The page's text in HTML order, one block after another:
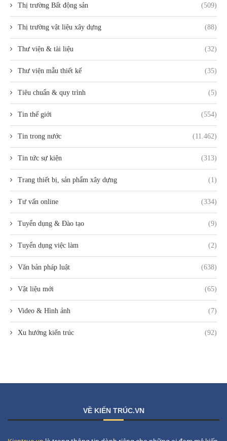
Thị trường Bất động sản (509)
Thị trường vật liệu xây dựng (88)
Thư viện & tài liệu (32)
Thư viện mẫu thiết kế (35)
Tiêu chuẩn & quy trình (5)
Tin thế giới (554)
Tin trong nước (11.462)
Tin tức sự kiện (313)
Trang thiết bị, sản phẩm xây dựng (1)
Tư vấn online (334)
Tuyển dụng & Đào tạo (9)
Tuyển dụng việc làm (2)
Văn bản pháp luật (638)
Vật liệu mới (65)
Video & Hình ảnh (7)
Xu hướng kiến trúc (92)
VỀ KIẾN TRÚC.VN